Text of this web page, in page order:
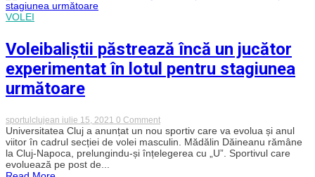
VOLEI
Voleibaliștii păstrează încă un jucător
experimentat în lotul pentru stagiunea
următoare
sportulclujean iulie 15, 2021 0 Commenton
Voleibaliștii
păstrează
încă
un
Universitatea Cluj a anunțat un nou sportiv care va evolua și anul
viitor în cadrul secției de volei masculin. Mădălin Dăineanu rămâne
la Cluj-Napoca, prelungindu-și înțelegerea cu „U”. Sportivul care
evoluează pe post de...